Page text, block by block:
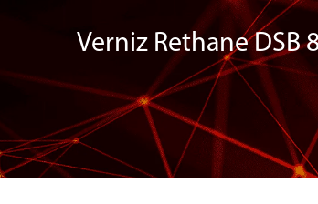
Verniz Rethane DSB